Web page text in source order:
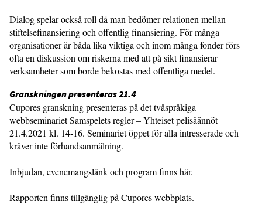
Dialog spelar också roll då man bedömer relationen mellan
stiftelsefinansiering och offentlig finansiering. För många
organisationer är båda lika viktiga och inom många fonder förs
ofta en diskussion om riskerna med att på sikt finansierar
verksamheter som borde bekostas med offentliga medel.
Granskningen presenteras 21.4
Cupores granskning presenteras på det tvåspråkiga
webbseminariet Samspelets regler – Yhteiset pelisäännöt
21.4.2021 kl. 14-16. Seminariet öppet för alla intresserade och
kräver inte förhandsanmälning.
Inbjudan, evenemangslänk och program finns här.
Rapporten finns tillgänglig på Cupores webbplats.